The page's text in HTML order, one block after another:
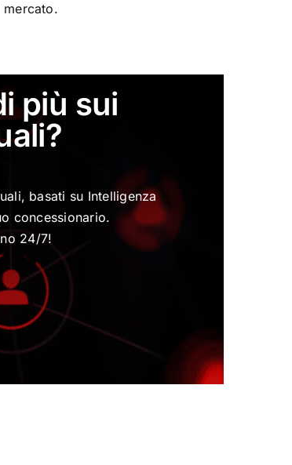
più sui
basati su Intelligenza
concessionario.
24/7!